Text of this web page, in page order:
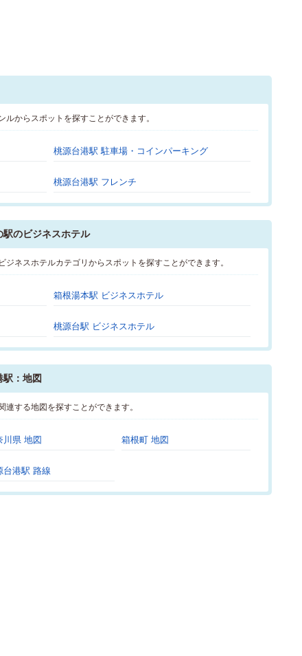
からスポットを探すことができます。
桃源台港駅 駐車場・コインパーキング
桃源台港駅 フレンチ
のビジネスホテル
ネスホテルカテゴリからスポットを探すことができます。
箱根湯本駅 ビジネスホテル
桃源台駅 ビジネスホテル
：地図
する地図を探すことができます。
川県 地図 箱根町 地図
台港駅 路線